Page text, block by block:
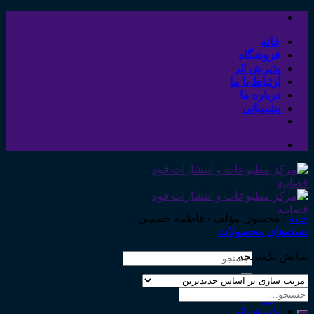
Skip
contentخانه
فروشگاه
پذیرش اثر
ارتباط با ما
درباره ما
پشتیبانی
جستجو
خانه
فروشگاه
پذیرش اثر
خانه /محصول مؤلف / فاطمه حسینی
دسته‌های محصولات
نمایش یک نتیجه
جستجو